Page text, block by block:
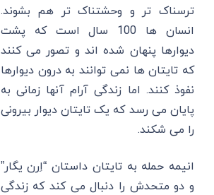
ترسناک تر و وحشتناک تر هم بشوند.
انسان ها 100 سال است که پشت
دیوارها پنهان شده اند و تصور می کنند
که تایتان ها نمی توانند به درون دیوارها
نفوذ کنند. اما زندگی آرام آنها زمانی به
پایان می رسد که یک تایتان دیوار بیرونی
را می شکند.
انیمه حمله به تایتان داستان “اِرن یگار”
و دو متحدش را دنبال می کند که زندگی